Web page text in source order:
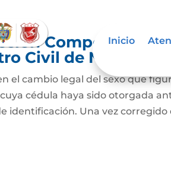
Inicio
Componente
Civil de
el cambio legal del sexo que
cédula haya sido otorgada
identificación. Una vez